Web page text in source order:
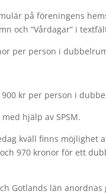
på föreningens
och “Vårdagar” i
per person i
kr per person i
hjälp av SPSM.
kväll finns möjlighet
970 kronor för ett
Gotlands län